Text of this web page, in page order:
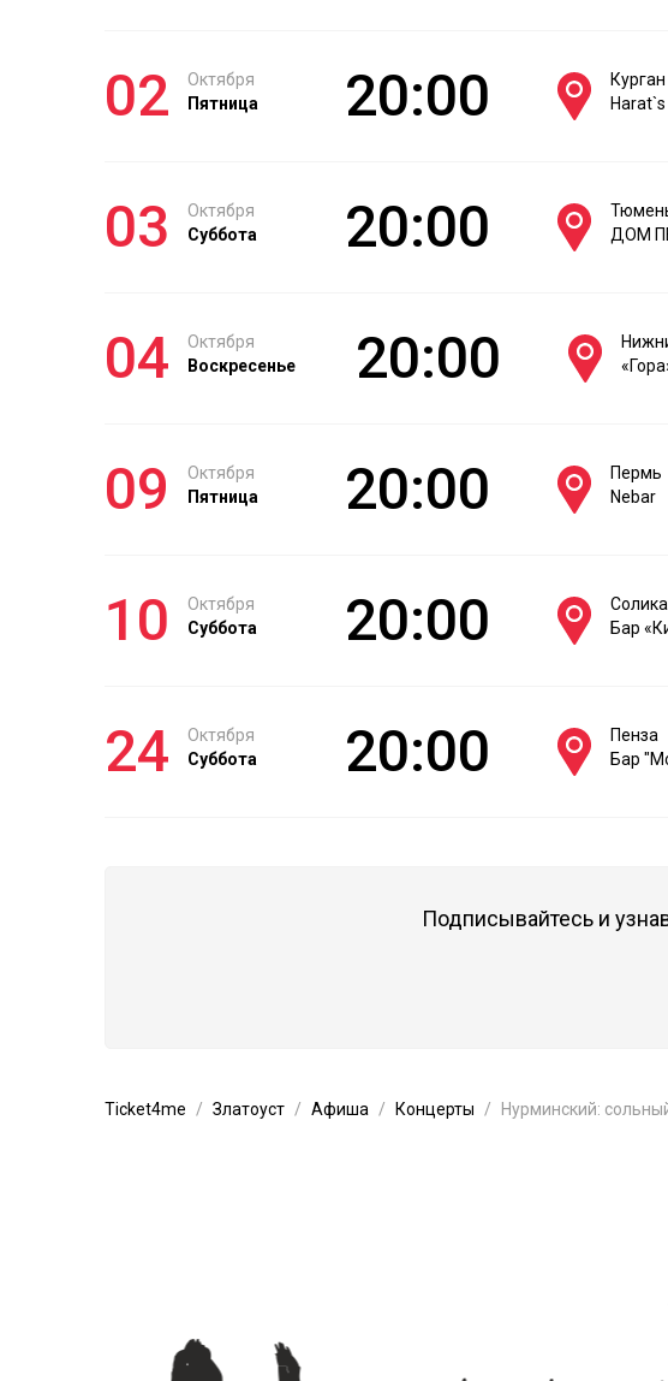
02
Октября
Пятница
20:00
Курган
03
Октября
Суббота
20:00
ДОМ
04
Октября
Воскресенье
20:00
09
Октября
Пятница
20:00
Пермь
Nebar
10
Октября
Суббота
20:00
Бар
24
Октября
Суббота
20:00
Пенза
Бар
Подписывайтесь и
Ticket4me Златоуст Афиша Концерты Нурминский: